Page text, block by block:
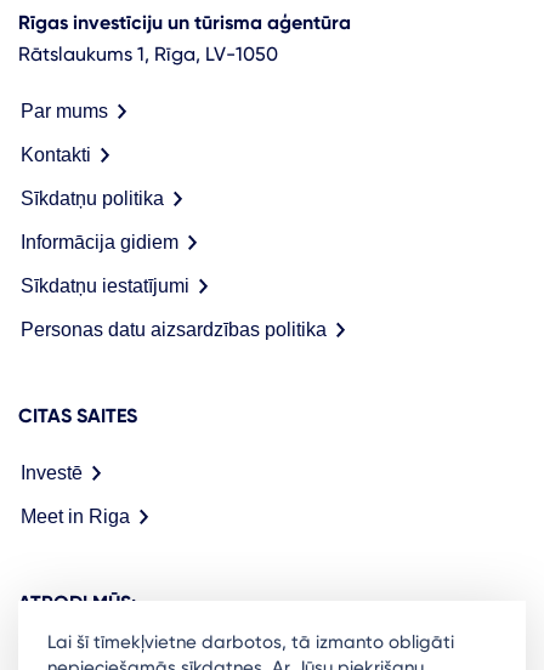
Rīgas investīciju un tūrisma aģentūra
Rātslaukums 1, Rīga, LV-1050
Par mums
Kontakti
Sīkdatņu politika
Informācija gidiem
Sīkdatņu iestatījumi
Personas datu aizsardzības politika
CITAS SAITES
Investē
Meet in Riga
ATRODI MŪS:
Lai šī tīmekļvietne darbotos, tā izmanto obligāti